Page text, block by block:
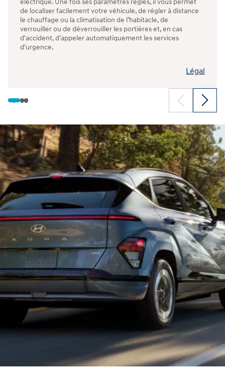
électrique. Une fois ses paramètres réglés, il vous permet
de localiser facilement votre véhicule, de régler à distance
le chauffage ou la climatisation de l’habitacle, de
verrouiller ou de déverrouiller les portières et, en cas
d'accident, d'appeler automatiquement les services
d'urgence.
Légal